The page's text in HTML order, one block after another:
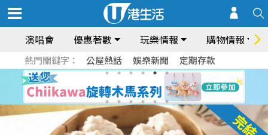
演唱會 優惠著數 玩樂情報 購物情報
熱門關鍵字： 公屋熱話 娛樂新聞 定期存款